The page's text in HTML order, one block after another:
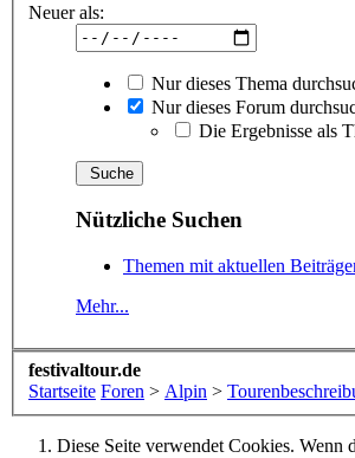
Neuer als:
Nur dieses Thema
Nur dieses Forum
Die Ergebnisse als
Nützliche Suchen
Themen mit aktuellen
Mehr...
festivaltour.de
Startseite Foren > Alpin >
Diese Seite verwendet Cookies. Wenn